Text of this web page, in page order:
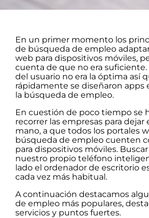
En un primer momento los
de búsqueda de empleo
web para dispositivos móviles,
cuenta de que no era suficiente.
del usuario no era la óptima así
rápidamente se diseñaron apps
la búsqueda de empleo.
En cuestión de poco tiempo se
recorrer las empresas para
mano, a que todos los portales
búsqueda de empleo cuenten
para dispositivos móviles.
nuestro propio teléfono
lado el ordenador de escritorio
cada vez más habitual.
A continuación destacamos
de empleo más populares,
servicios y puntos fuertes.